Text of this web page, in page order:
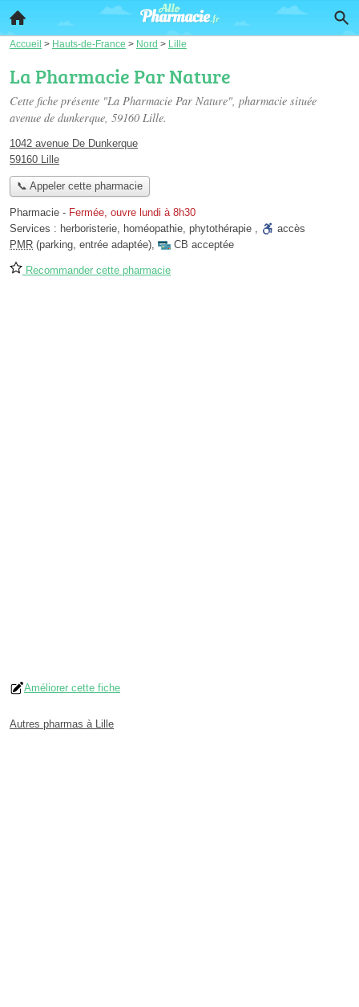
Accueil > Hauts-de-France > Nord > Lille
La Pharmacie Par Nature
Cette fiche présente "La Pharmacie Par Nature", pharmacie située
avenue de dunkerque, 59160 Lille.
1042 avenue De Dunkerque
59160 Lille
📞 Appeler cette pharmacie
Pharmacie - Fermée, ouvre lundi à 8h30
Services : herboristerie, homéopathie, phytothérapie ,
accès
PMR (parking, entrée adaptée), CB acceptée
Recommander cette pharmacie
Améliorer cette fiche
Autres pharmas à Lille